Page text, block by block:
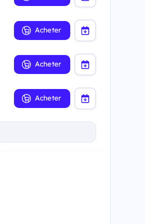
Acheter
Acheter
Acheter